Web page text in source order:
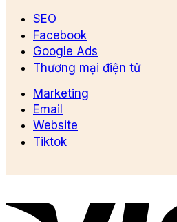
SEO
Facebook
Google Ads
Thương mại điện tử
Marketing
Email
Website
Tiktok